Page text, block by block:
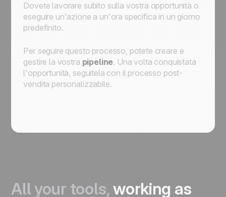
Dovete lavorare subito sulla vostra opportunità o
eseguire un'azione a un'ora specifica in un giorno
predefinito.
Per seguire questo processo, potete creare e
gestire la vostra pipeline. Una volta conquistata
l'opportunità, seguitela con il processo post-
vendita personalizzabile.
All your tools,working as